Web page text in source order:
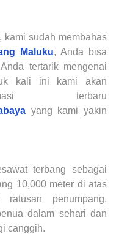
kami sudah membahas
Maluku, Anda bisa
tertarik mengenai
kali ini kami akan
terbaru
yang kami yakin
terbang sebagai
10,000 meter di atas
ratusan penumpang,
dalam sehari dan
canggih.